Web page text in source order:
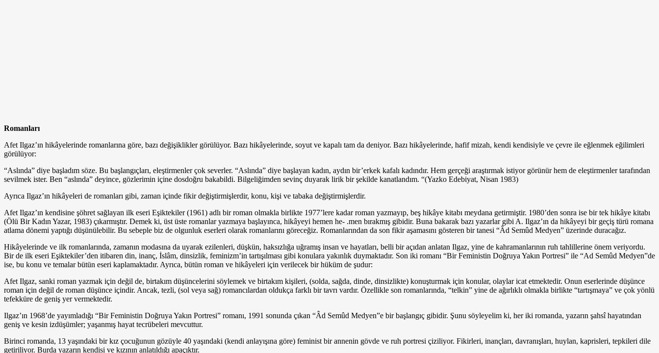
Romanları
Afet Ilgaz’ın hikâyelerinde romanlarına göre, bazı değişiklikler görülüyor. Ba­zı hikâyelerinde, soyut ve kapalı tam da deniyor. Bazı hikâyelerinde, hafif mizah, kendi kendisiyle ve çevre ile eğlenmek eğilimleri
görülüyor:
“Aslında” diye başladım söze. Bu başlangıçları, eleştirmenler çok severler. “Aslında” diye başlayan kadın, aydın bir’erkek kafalı kadındır. Hem gerçeği araş­tırmak istiyor görünür hem de eleştirmenler tarafından
sevilmek ister. Ben “as­lında” deyince, gözlerimin içine dosdoğru bakabildi. Bilgeliğimden sevinç duya­rak lirik bir şekilde kanatlandım. “(Yazko Edebiyat, Nisan 1983)
Ayrıca Ilgaz’ın hikâyeleri de romanları gibi, zaman içinde fikir değiştirmişler­dir, konu, kişi ve tabaka değiştirmişlerdir.
Afet Ilgaz’ın kendisine şöhret sağlayan ilk eseri Eşiktekiler (1961) adlı bir ro­man olmakla birlikte 1977’lere kadar roman yazmayıp, beş hikâye kitabı meyda­na getirmiştir. 1980’den sonra ise bir tek hikâye kitabı
(Ölü Bir Kadın Yazar, 1983) çıkarmıştır. Demek ki, üst üste romanlar yazmaya başlayınca, hikâyeyi hemen he- .men bırakmış gibidir. Buna bakarak bazı yazarlar gibi A. Ilgaz’ın da hikâyeyi bir geçiş türü romana
atlama dönemi yaptığı düşünülebilir. Bu sebeple biz de olgun­luk eserleri olarak romanlarını göreceğiz. Romanlarından da son fikir aşamasını gösteren bir tanesi “Âd Semûd Medyen” üzerinde duracağız.
Hikâyelerinde ve ilk romanlarında, zamanın modasına da uyarak ezilenleri, düşkün, haksızlığa uğramış insan ve hayatları, belli bir açıdan anlatan Ilgaz, yine de kahramanlarının ruh tahlillerine önem veriyordu.
Bir de ilk eseri Eşiktekiler’den itibaren din, inanç, İslâm, dinsizlik, feminizm’in tartışılması gibi konula­ra yakınlık duymaktadır. Son iki romanı “Bir Feministin Doğruya Yakın Portresi” ile “Ad Semûd Medyen”de
ise, bu konu ve temalar bütün eseri kaplamaktadır. Ay­rıca, bütün roman ve hikâyeleri için verilecek bir hüküm de şudur:
Afet Ilgaz, sanki roman yazmak için değil de, birtakım düşüncelerini söyle­mek ve birtakım kişileri, (solda, sağda, dinde, dinsizlikte) konuşturmak için ko­nular, olaylar icat etmektedir. Onun eserlerinde düşünce
roman için değil de ro­man düşünce içindir. Ancak, tezli, (sol veya sağ) romancılardan oldukça farklı bir tavrı vardır. Özellikle son romanlarında, “telkin” yine de ağırlıklı olmakla birlik­te “tartışmaya” ve çok yönlü
tefekküre de geniş yer vermektedir.
Ilgaz’ın 1968’de yayımladığı “Bir Feministin Doğruya Yakın Portresi” romanı, 1991 sonunda çıkan “Âd Semûd Medyen”e bir başlangıç gibidir. Şunu söyleyelim ki, her iki romanda, yazarın şahsî hayatından
geniş ve kesin izdüşümler; yaşan­mış hayat tecrübeleri mevcuttur.
Birinci romanda, 13 yaşındaki bir kız çocuğunun gözüyle 40 yaşındaki (kendi anlayışına göre) feminist bir annenin gövde ve ruh portresi çiziliyor. Fikirleri, inançları, davranışları, huylan, kaprisleri, tepkileri dile
getiriliyor. Burda yazarın kendisi ve kızının anlatıldığı apaçıktır.